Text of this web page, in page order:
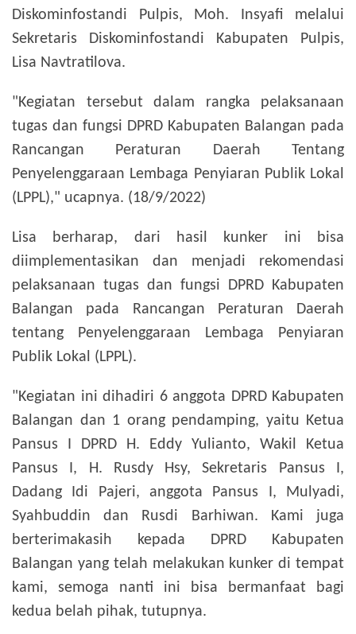
Diskominfostandi Pulpis, Moh. Insyafi melalui
Sekretaris Diskominfostandi Kabupaten Pulpis,
Lisa Navtratilova.
"Kegiatan tersebut dalam rangka pelaksanaan
tugas dan fungsi DPRD Kabupaten Balangan pada
Rancangan Peraturan Daerah Tentang
Penyelenggaraan Lembaga Penyiaran Publik Lokal
(LPPL)," ucapnya. (18/9/2022)
Lisa berharap, dari hasil kunker ini bisa
diimplementasikan dan menjadi rekomendasi
pelaksanaan tugas dan fungsi DPRD Kabupaten
Balangan pada Rancangan Peraturan Daerah
tentang Penyelenggaraan Lembaga Penyiaran
Publik Lokal (LPPL).
"Kegiatan ini dihadiri 6 anggota DPRD Kabupaten
Balangan dan 1 orang pendamping, yaitu Ketua
Pansus I DPRD H. Eddy Yulianto, Wakil Ketua
Pansus I, H. Rusdy Hsy, Sekretaris Pansus I,
Dadang Idi Pajeri, anggota Pansus I, Mulyadi,
Syahbuddin dan Rusdi Barhiwan. Kami juga
berterimakasih kepada DPRD Kabupaten
Balangan yang telah melakukan kunker di tempat
kami, semoga nanti ini bisa bermanfaat bagi
kedua belah pihak, tutupnya.